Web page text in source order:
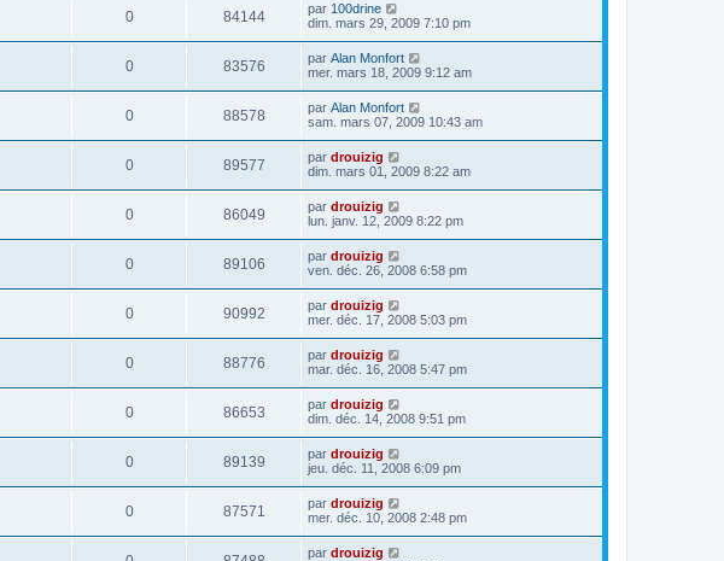
0 84144 par 100drine
dim. mars 29, 2009 7:10 pm
0 83576 par Alan Monfort
mer. mars 18, 2009 9:12 am
0 88578 par Alan Monfort
sam. mars 07, 2009 10:43 am
0 89577 par drouizig
dim. mars 01, 2009 8:22 am
0 86049 par drouizig
lun. janv. 12, 2009 8:22 pm
0 89106 par drouizig
ven. déc. 26, 2008 6:58 pm
0 90992 par drouizig
mer. déc. 17, 2008 5:03 pm
0 88776 par drouizig
mar. déc. 16, 2008 5:47 pm
0 86653 par drouizig
dim. déc. 14, 2008 9:51 pm
0 89139 par drouizig
jeu. déc. 11, 2008 6:09 pm
0 87571 par drouizig
mer. déc. 10, 2008 2:48 pm
par drouizig